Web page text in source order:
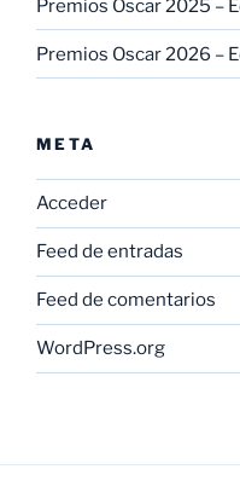
Premios Oscar 2025 –
Premios Oscar 2026 –
META
Acceder
Feed de entradas
Feed de comentarios
WordPress.org